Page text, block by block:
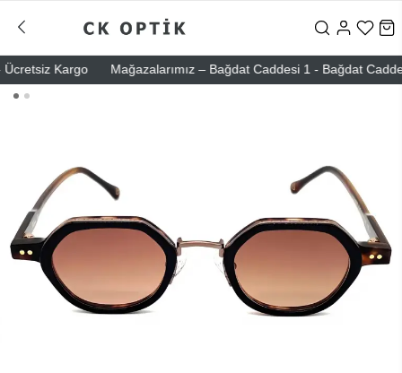
Kargo Mağazalarımız – Bağdat Caddesi 1 - Bağdat